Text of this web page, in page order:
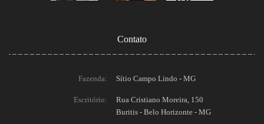
Contato
Fazenda: Sítio Campo Lindo - MG
Escritório:
Rua Cristiano Moreira, 150
Buritis - Belo Horizonte - MG